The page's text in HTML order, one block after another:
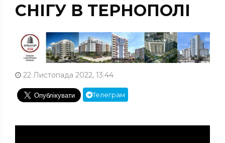
СНІГУ В ТЕРНОПОЛІ
22 Листопада 2022, 13:44
Телеграм